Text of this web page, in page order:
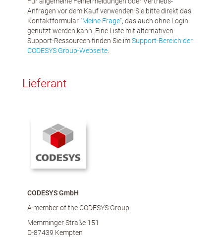
Anfragen vor dem Kauf verwenden Sie bitte direkt das
Kontaktformular "Meine Frage", das auch ohne Login
genutzt werden kann. Eine Liste mit alternativen
Support-Ressourcen finden Sie imSupport-Bereich der
CODESYS Group-Webseite
Lieferant
CODESYS GmbH
A member of the CODESYS Group
Memminger Straße 151
D-87439 Kempten